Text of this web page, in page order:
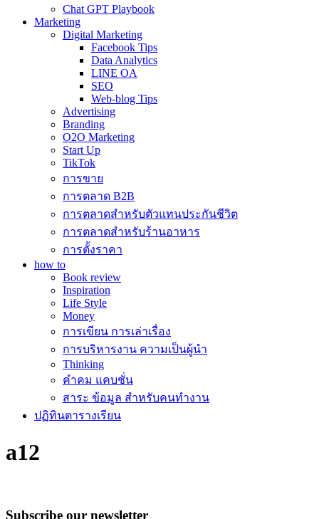
Chat GPT Playbook
Marketing
Digital Marketing
Facebook Tips
Data Analytics
LINE OA
SEO
Web-blog Tips
Advertising
Branding
O2O Marketing
Start Up
TikTok
การขาย
การตลาด B2B
การตลาดสำหรับตัวแทนประกันชีวิต
การตลาดสำหรับร้านอาหาร
การตั้งราคา
how to
Book review
Inspiration
Life Style
Money
การเขียน การเล่าเรื่อง
การบริหารงาน ความเป็นผู้นำ
Thinking
คำคม แคบชั่น
สาระ ข้อมูล สำหรับคนทำงาน
ปฏิทินตารางเรียน
a12
Subscribe our newsletter